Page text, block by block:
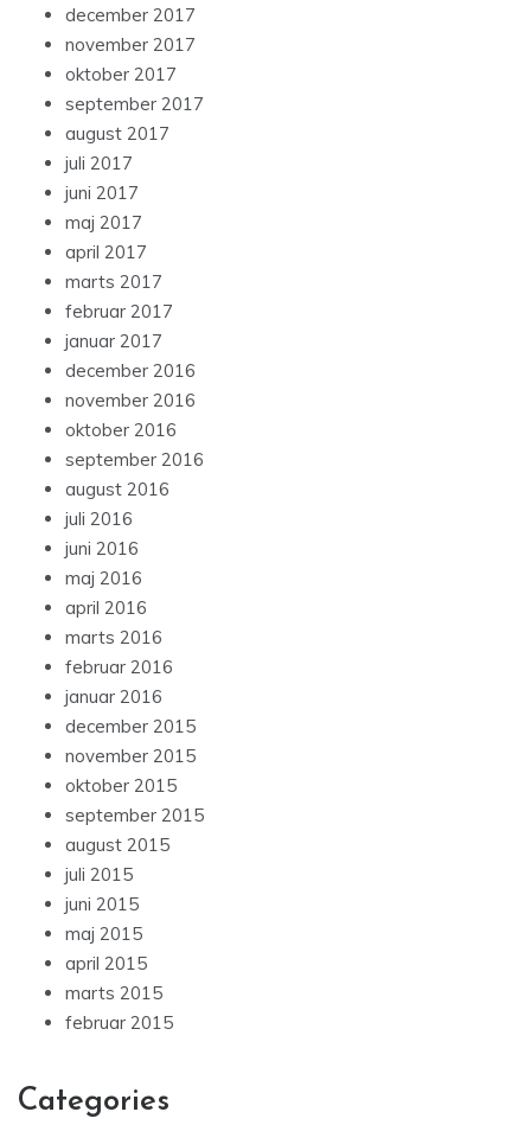
december 2017
november 2017
oktober 2017
september 2017
august 2017
juli 2017
juni 2017
maj 2017
april 2017
marts 2017
februar 2017
januar 2017
december 2016
november 2016
oktober 2016
september 2016
august 2016
juli 2016
juni 2016
maj 2016
april 2016
marts 2016
februar 2016
januar 2016
december 2015
november 2015
oktober 2015
september 2015
august 2015
juli 2015
juni 2015
maj 2015
april 2015
marts 2015
februar 2015
Categories